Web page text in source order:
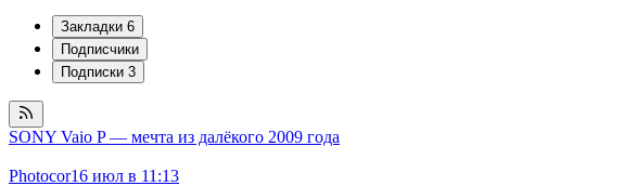
Закладки 6
Подписчики
Подписки 3
SONY Vaio P — мечта из далёкого 2009 года
Photocor16 июл в 11:13